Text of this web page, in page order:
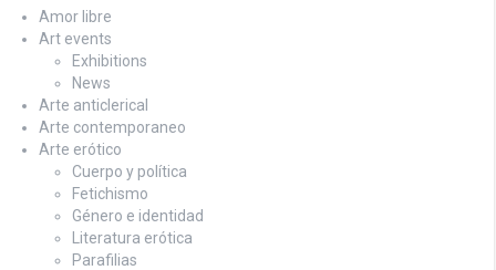
Amor libre
Art events
Exhibitions
News
Arte anticlerical
Arte contemporaneo
Arte erótico
Cuerpo y política
Fetichismo
Género e identidad
Literatura erótica
Parafilias